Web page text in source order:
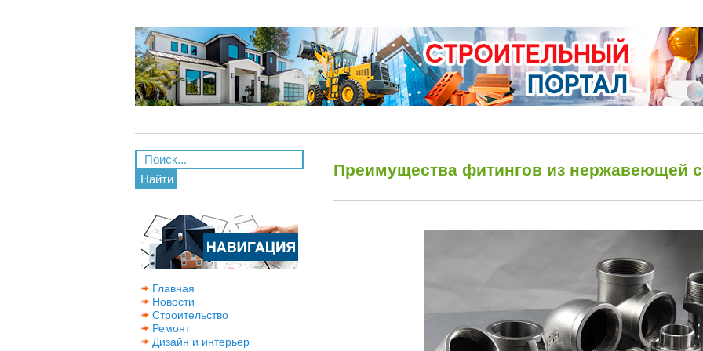
Найти
Главная
Новости
Строительство
Ремонт
Дизайн и интерьер
Преимущества фитингов из нержавеющей